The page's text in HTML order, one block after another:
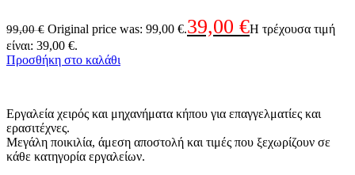
99,00€ Original price was: 99,00 €.39,00 €Η τρέχουσα τιμή
είναι: 39,00 €.
Προσθήκη στο καλάθι
Εργαλεία χειρός και μηχανήματα κήπου για επαγγελματίες και
ερασιτέχνες.
Μεγάλη ποικιλία, άμεση αποστολή και τιμές που ξεχωρίζουν σε
κάθε κατηγορία εργαλείων.